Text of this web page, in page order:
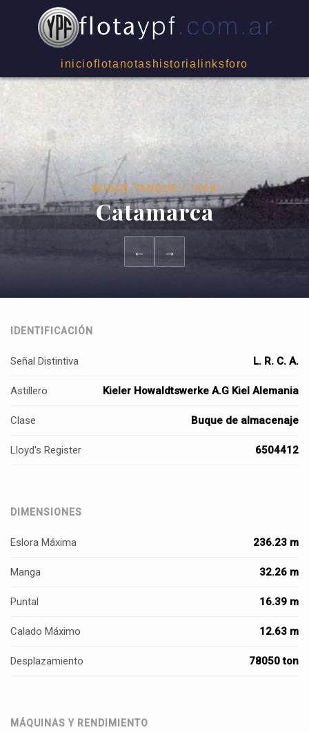
inicioflota notas historia linksforo
BUQUE TANQUE / 1964
Catamarca
← →
IDENTIFICACIÓN
Señal Distintiva L. R. C. A.
Astillero Kieler Howaldtswerke A.G Kiel Alemania
Clase Buque de almacenaje
Lloyd's Register 6504412
DIMENSIONES
Eslora Máxima 236.23 m
Manga 32.26 m
Puntal 16.39 m
Calado Máximo 12.63 m
Desplazamiento 78050 ton
MÁQUINAS Y RENDIMIENTO